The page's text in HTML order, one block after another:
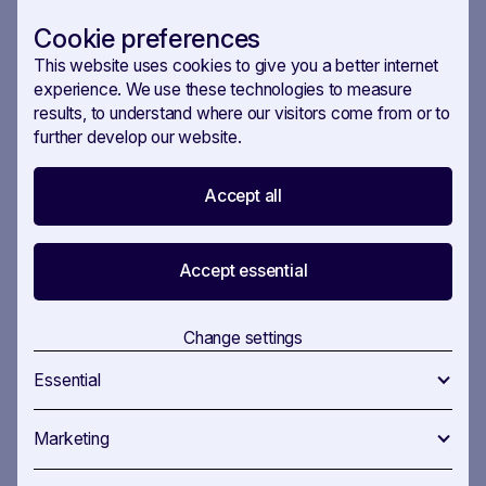
Cookie preferences
This website uses cookies to give you a better internet
experience. We use these technologies to measure
results, to understand where our visitors come from or to
further develop our website.
Accept all
Accept essential
Change settings
Essential
Marketing
IN4STEPS
EU Stakeholder Mapping
EU Stakeholder Mapping — know who
matters before you make your move.